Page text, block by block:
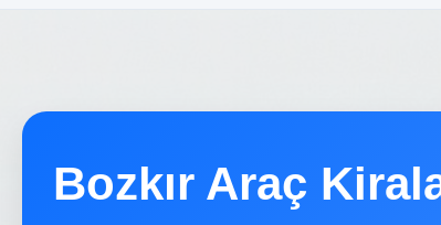
Bozkır Araç